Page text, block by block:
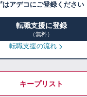
はアデコにご登録ください
転職支援に登録
（無料）
転職支援の流れ
キープリスト